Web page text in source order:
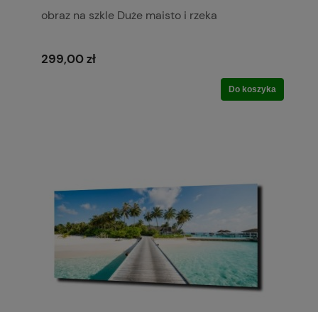
obraz na szkle Duże maisto i rzeka
299,00 zł
Do koszyka